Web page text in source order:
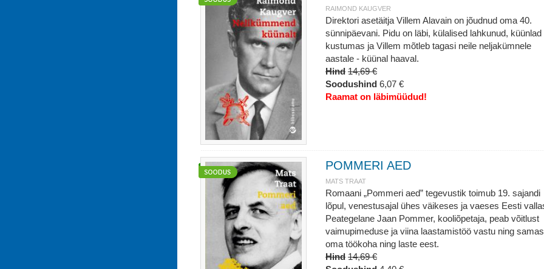
RAIMOND KAUGVER
Direktori asetäitja Villem Alavain on jõudnud oma 40.
sünnipäevani. Pidu on läbi, külalised lahkunud, küünlad
kustumas ja Villem mõtleb tagasi neile neljakümnele
aastale - küünal haaval.
Hind 14,69 €
Soodushind 6,07 €
Raamat on läbimüüdud!
POMMERI AED
MATS TRAAT
Romaani „Pommeri aed” tegevustik toimub 19. sajandi
lõpul, venestusajal ühes väikeses ja vaeses Eesti
Peategelane Jaan Pommer, kooliõpetaja, peab võitlust
vaimupimeduse ja viina laastamistöö vastu ning samas
oma töökoha ning laste eest.
Hind 14,69 €